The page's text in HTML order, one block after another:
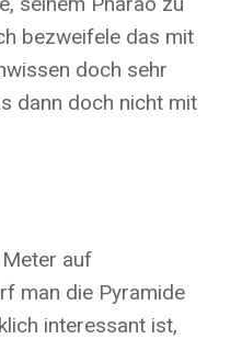
bezweifele das mit
doch sehr
dann doch nicht mit
auf
man die Pyramide
interessant ist,